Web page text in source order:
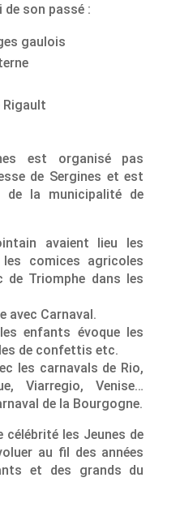
son passé :
gaulois
Rigault
est organisé pas
de Sergines et est
de la municipalité de
avaient lieu les
comices agricoles
de Triomphe dans les
avec Carnaval.
enfants évoque les
de confettis etc.
les carnavals de Rio,
Viarregio, Venise…
de la Bourgogne.
les Jeunes de
au fil des années
et des grands du